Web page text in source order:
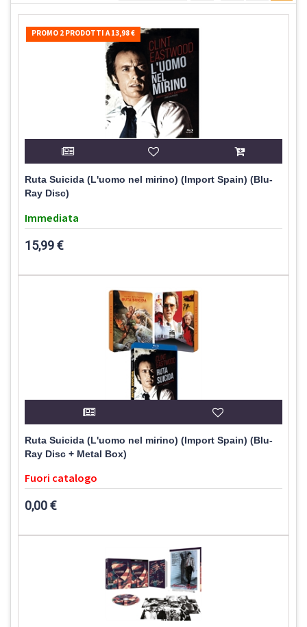
PROMO 2 PRODOTTI A 13,98 €
Ruta Suicida (L'uomo nel mirino) (Import Spain) (Blu-
Ray Disc)
Immediata
15,99 €
Ruta Suicida (L'uomo nel mirino) (Import Spain) (Blu-
Ray Disc + Metal Box)
Fuori catalogo
0,00 €